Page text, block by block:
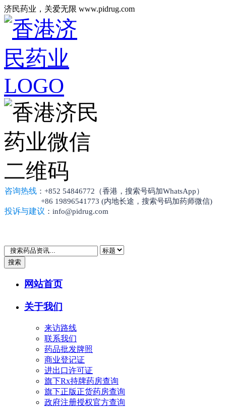
济民药业，关爱无限 www.pidrug.com
咨询热线 ：+852 54846772（香港，搜索号码加WhatsApp）
+86 19896541773 (内地长途，搜索号码加药师微信)
投诉与建议 ：info@pidrug.com
搜索
网站首页
关于我们
来访路线
联系我们
药品批发牌照
商业登记证
进出口许可证
旗下Rx持牌药房查询
旗下正版正货药房查询
政府注册授权官方查询